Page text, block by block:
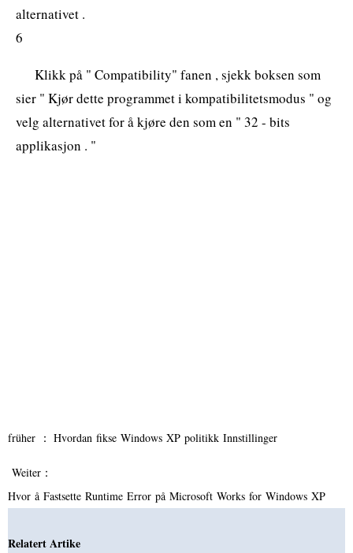
alternativet .
6
Klikk på " Compatibility" fanen , sjekk boksen som
sier " Kjør dette programmet i kompatibilitetsmodus " og
velg alternativet for å kjøre den som en " 32 - bits
applikasjon . "
früher ： Hvordan fikse Windows XP politikk Innstillinger
Weiter：
Hvor å Fastsette Runtime Error på Microsoft Works for Windows XP
Relatert Artike